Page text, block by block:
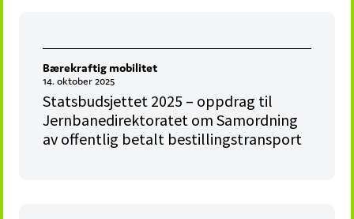
Bærekraftig mobilitet
14. oktober 2025
Statsbudsjettet 2025 – oppdrag til
Jernbanedirektoratet om Samordning
av offentlig betalt bestillingstransport